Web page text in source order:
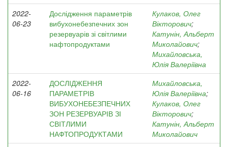
2022-
06-23
Дослідження параметрів
вибухонебезпечних зон
резервуарів зі світлими
нафтопродуктами
Кулаков, Олег
Вікторович;
Катунін, Альберт
Миколайович;
Михайловська,
Юлія Валеріївна
2022-
06-16
ДОСЛІДЖЕННЯ
ПАРАМЕТРІВ
ВИБУХОНЕБЕЗПЕЧНИХ
ЗОН РЕЗЕРВУАРІВ ЗІ
СВІТЛИМИ
НАФТОПРОДУКТАМИ
Михайловська,
Юлія Валеріївна;
Кулаков, Олег
Вікторович;
Катунін, Альберт
Миколайович